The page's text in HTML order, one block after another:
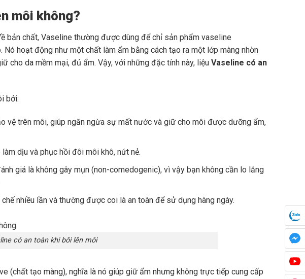
môi không?
bản chất, Vaseline thường được dùng để chỉ sản phẩm vaseline
hoạt động như một chất làm ẩm bằng cách tạo ra một lớp màng nhờn
cho da mềm mại, đủ ẩm. Vậy, với những đặc tính này, liệu Vaseline có an
bởi:
vệ trên môi, giúp ngăn ngừa sự mất nước và giữ cho môi được dưỡng ẩm,
dịu và phục hồi đôi môi khô, nứt nẻ.
giá là không gây mụn (non-comedogenic), vì vậy bạn không cần lo lắng
nhiều lần và thường được coi là an toàn để sử dụng hàng ngày.
có an toàn khi bôi lên môi
(chất tạo màng), nghĩa là nó giúp giữ ẩm nhưng không trực tiếp cung cấp